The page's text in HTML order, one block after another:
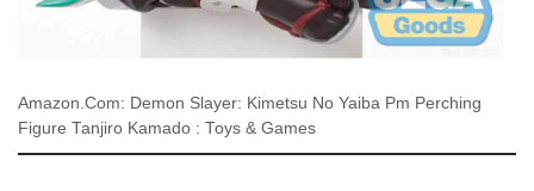
Amazon.Com: Demon Slayer: Kimetsu No Yaiba Pm Perching
Figure Tanjiro Kamado : Toys & Games